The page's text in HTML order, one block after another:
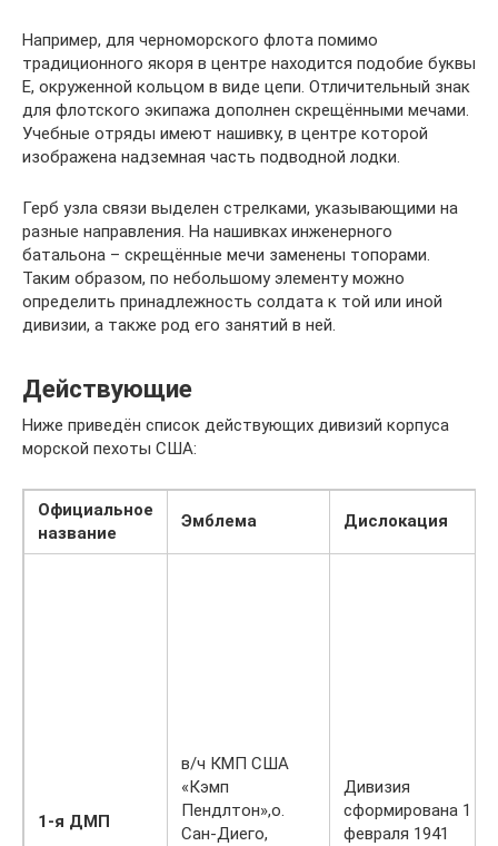
Например, для черноморского флота помимо
традиционного якоря в центре находится подобие буквы
Е, окруженной кольцом в виде цепи. Отличительный знак
для флотского экипажа дополнен скрещёнными мечами.
Учебные отряды имеют нашивку, в центре которой
изображена надземная часть подводной лодки.
Герб узла связи выделен стрелками, указывающими на
разные направления. На нашивках инженерного
батальона – скрещённые мечи заменены топорами.
Таким образом, по небольшому элементу можно
определить принадлежность солдата к той или иной
дивизии, а также род его занятий в ней.
Действующие
Ниже приведён список действующих дивизий корпуса
морской пехоты США:
Официальное
название
Эмблема Дислокация
1-я ДМП
в/ч КМП США
«Кэмп
Пендлтон»,о.
Сан-Диего,
Дивизия
сформирована 1
февраля 1941